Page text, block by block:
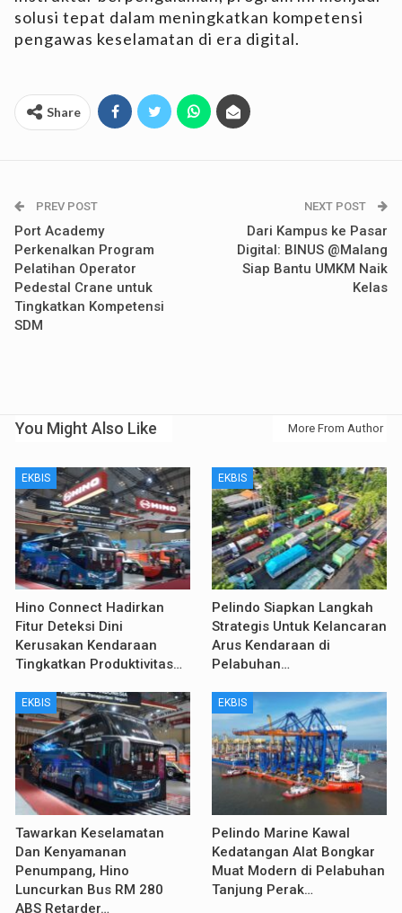
solusi tepat dalam meningkatkan kompetensi
pengawas keselamatan di era digital.
Share
PREV POST
Port Academy
Perkenalkan Program
Pelatihan Operator
Pedestal Crane untuk
Tingkatkan Kompetensi
SDM
NEXT POST
Dari Kampus ke Pasar
Digital: BINUS @Malang
Siap Bantu UMKM Naik
Kelas
You Might Also Like More From Author
EKBIS
Hino Connect Hadirkan
Fitur Deteksi Dini
Kerusakan Kendaraan
Tingkatkan Produktivitas…
EKBIS
Pelindo Siapkan Langkah
Strategis Untuk Kelancaran
Arus Kendaraan di
Pelabuhan…
EKBIS
Tawarkan Keselamatan
Dan Kenyamanan
Penumpang, Hino
Luncurkan Bus RM 280
ABS Retarder…
EKBIS
Pelindo Marine Kawal
Kedatangan Alat Bongkar
Muat Modern di Pelabuhan
Tanjung Perak…